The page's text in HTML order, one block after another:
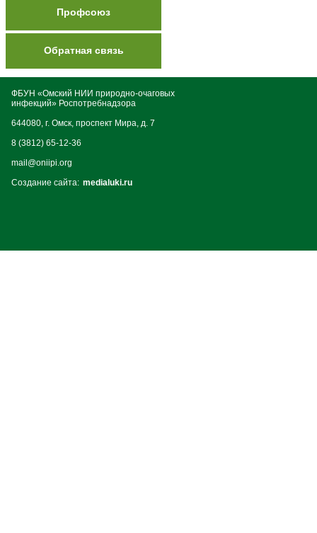
Профсоюз
Обратная связь
ФБУН «Омский НИИ природно-очаговых
инфекций» Роспотребнадзора
644080, г. Омск, проспект Мира, д. 7
8 (3812) 65-12-36
mail@oniipi.org
Создание сайта: medialuki.ru